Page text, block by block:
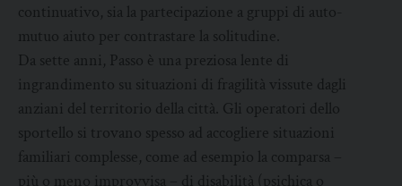
continuativo, sia la partecipazione a gruppi di auto-
mutuo aiuto per contrastare la solitudine.
Da sette anni, Passo è una preziosa lente di
ingrandimento su situazioni di fragilità vissute dagli
anziani del territorio della città. Gli operatori dello
sportello si trovano spesso ad accogliere situazioni
familiari complesse, come ad esempio la comparsa –
più o meno improvvisa – di disabilità (psichica o